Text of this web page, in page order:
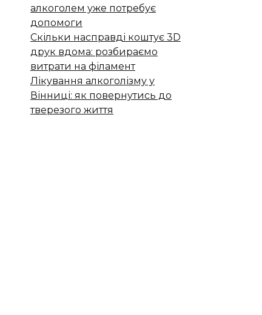
алкоголем уже потребує
допомоги
Скільки насправді коштує 3D
друк вдома: розбираємо
витрати на філамент
Лікування алкоголізму у
Вінниці: як повернутись до
тверезого життя